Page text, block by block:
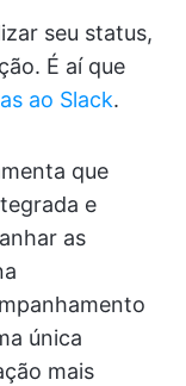
seu status,
É aí que
ao Slack.
que
e
as
única
mais